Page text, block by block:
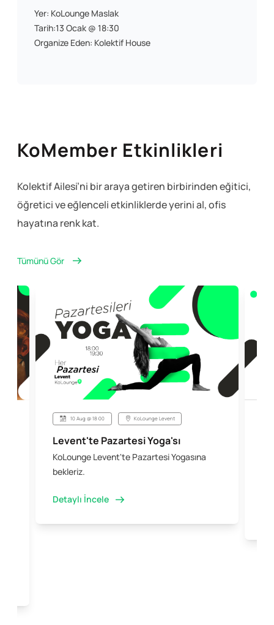
Yer: KoLounge Maslak
Tarih:13 Ocak @ 18:30
Organize Eden: Kolektif House
KoMember Etkinlikleri
Kolektif Ailesi’ni bir araya getiren birbirinden eğitici,
öğretici ve eğlencelietkinliklerde yerini al, ofis
hayatına renk kat.
Tümünü Gör
10 Aug @ 18:00 KoLounge Levent
Levent'te Pazartesi Yoga'sı
KoLounge Levent'te Pazartesi Yogasına
bekleriz.
Detaylı İncele